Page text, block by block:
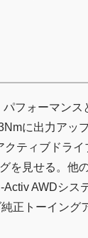
フォーマンス
に出力アッ
クティブドライ
を見せる。他
AWDシス
正トーイング